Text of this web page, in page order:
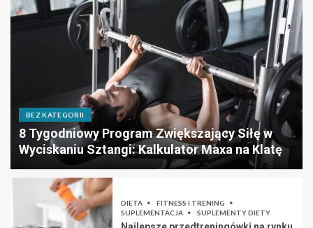
BEZ KATEGORII
8 Tygodniowy Program Zwiększający Siłę w
Wyciskaniu Sztangi: Kalkulator Maxa na Klatę
DIETA
FITNESS I TRENING
SUPLEMENTACJA
SUPLEMENTY DIETY